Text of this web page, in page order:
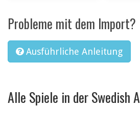
Probleme mit dem Import?
Ausführliche Anleitung
Alle Spiele in der Swedish